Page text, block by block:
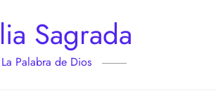
Sagrada
La Palabra de Dios